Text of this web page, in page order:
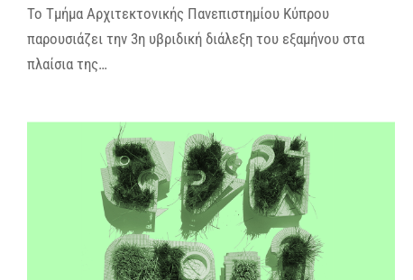
Το Τμήμα Αρχιτεκτονικής Πανεπιστημίου Κύπρου
παρουσιάζει την 3η υβριδική διάλεξη του εξαμήνου στα
πλαίσια της…